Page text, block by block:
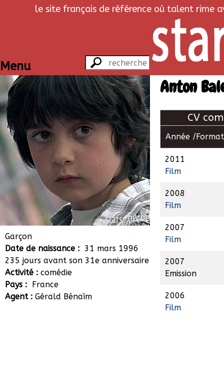
le site français de référence où talent rime
Menu
Anton Balekdjian
Garçon
Date de naissance : 31 mars 1996
235 jours avant son 31e anniversaire
Activité : comédie
Pays : France
Agent : Gérald Bénaïm
Anton
CV
Année / Format
2011
Film
2008
Film
2007
Film
2007
Emission
2006
Film